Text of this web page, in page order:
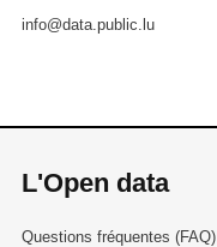
info@data.public.lu
L'Open data
Questions fréquentes (FAQ)